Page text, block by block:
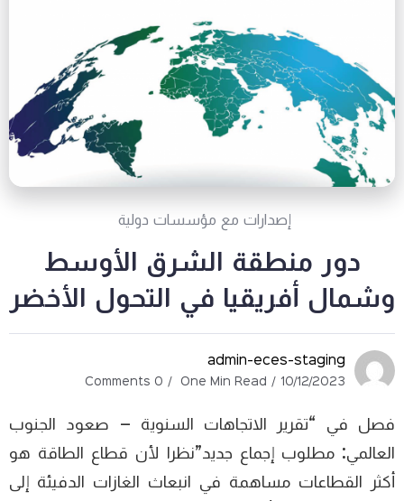
إصدارات مع مؤسسات دولية
دور منطقة الشرق الأوسط
وشمال أفريقيا في التحول الأخضر
admin-eces-staging
10/12/2023
One Min Read
0 Comments
فصل في “تقرير الاتجاهات السنوية – صعود الجنوب
العالمي: مطلوب إجماع جديد”نظرا لأن قطاع الطاقة هو
أكثر القطاعات مساهمة في انبعاث الغازات الدفيئة إلى